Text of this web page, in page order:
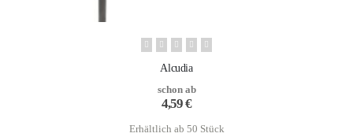
Alcudia
schon ab
4,59€
Erhältlich ab 50 Stück